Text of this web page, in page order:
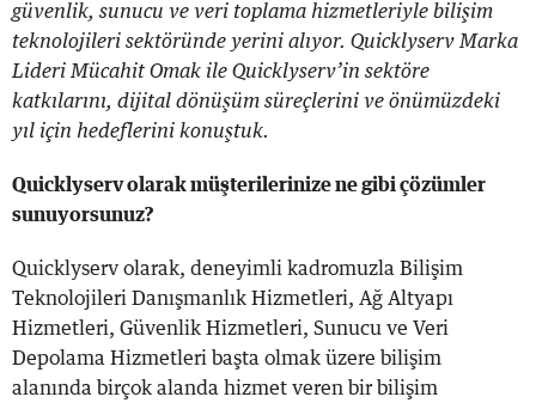
güvenlik, sunucu ve veri toplama hizmetleriyle bilişim
teknolojileri sektöründe yerini alıyor. Quicklyserv Marka
Lideri Mücahit Omak ile Quicklyserv’in sektöre
katkılarını, dijital dönüşüm süreçlerini ve önümüzdeki
yıl için hedeflerini konuştuk.
Quicklyserv olarak müşterilerinize ne gibi çözümler
sunuyorsunuz?
Quicklyserv olarak, deneyimli kadromuzla Bilişim
Teknolojileri Danışmanlık Hizmetleri, Ağ Altyapı
Hizmetleri, Güvenlik Hizmetleri, Sunucu ve Veri
Depolama Hizmetleri başta olmak üzere bilişim
alanında birçok alanda hizmet veren bir bilişim